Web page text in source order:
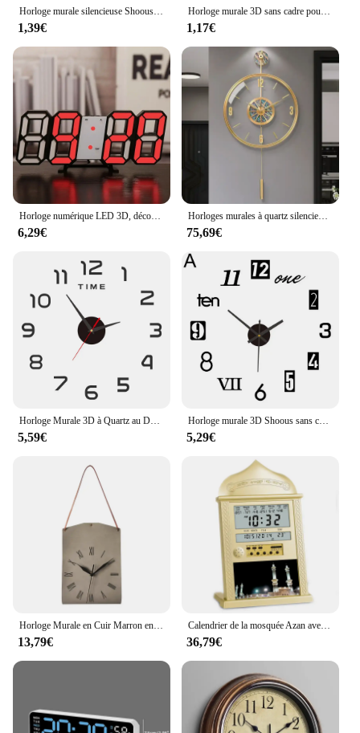
Horloge murale silencieuse Shoous créative, horloge numérique décorative tridimensionnelle, bricolage, salon et chambre à coucher, décoration murale en acrylique pour la maison
1,39€
Horloge murale 3D sans cadre pour la maison et le bureau, autocollants miroir, design de chambre d'hôtel, décoration scolaire, décor moderne, bricolage, 40cm
1,17€
Horloge numérique LED 3D, décoration murale, mode nuit lueur, décoration pour chambre à coucher, montre électronique réglable, décoration de salle, esthétique
6,29€
Horloges murales à quartz silencieuses esthétiques, boîtier en alliage, luxe moderne, salon, nordique, créatif, chambre à coucher, décorations pour la maison
75,69€
5,59€
Horloge murale 3D Shoous sans cadre, horloge murale acrylique, décoration murale d'art, horloges numériques, autocollant de bricolage de mode, Y8I0
5,29€
13,79€
Calendrier de la mosquée Azan avec télécommande, horloge murale de prière musulmane, alarme islamique, Ramadan, décoration d'intérieur, 12V
36,79€